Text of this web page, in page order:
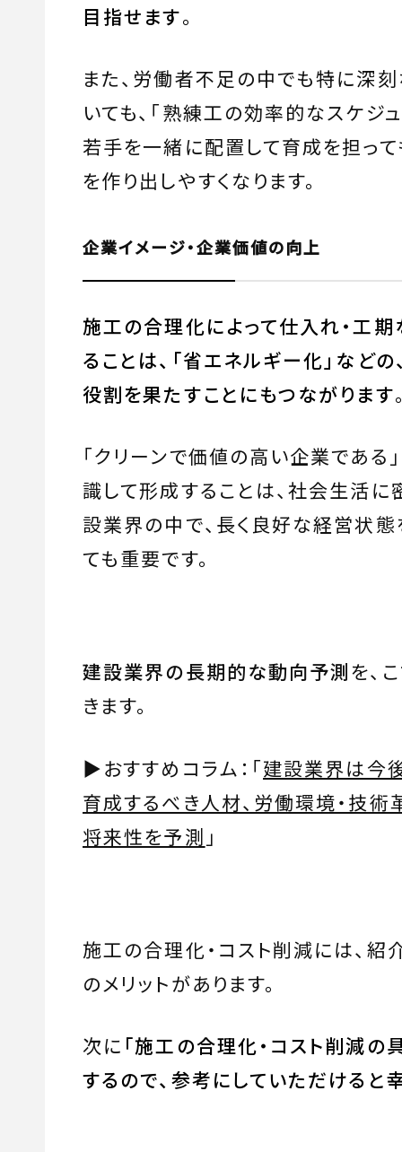
目指せます。
また、労働者不足の中でも特に深刻
いても、「熟練工の効率的なスケジ
若手を一緒に配置して育成を担って
を作り出しやすくなります。
企業イメージ・企業価値の向上
施工の合理化によって仕入れ・工
ることは、「省エネルギー化」など
役割を果たすことにもつながります
「クリーンで価値の高い企業である
識して形成することは、社会生活
設業界の中で、長く良好な経営状
ても重要です。
建設業界の長期的な動向予測 を、
きます。
▶︎おすすめコラム：「建設業界は今
育成するべき人材、労働環境・技術
将来性を予測 」
施工の合理化・コスト削減には、紹
のメリットがあります。
次に 「施工の合理化・コスト削減の
するので、参考にしていただけると